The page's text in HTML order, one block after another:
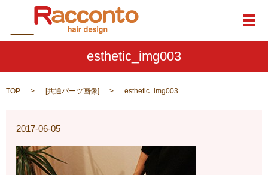
メ
esthetic_img003
TOP [共通パーツ画像] esthetic_img003
2017-06-05